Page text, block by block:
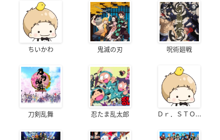
ちいかわ 鬼滅の刃 呪術廻戦
刀剣乱舞 忍たま乱太郎 Ｄｒ．ＳＴＯ...